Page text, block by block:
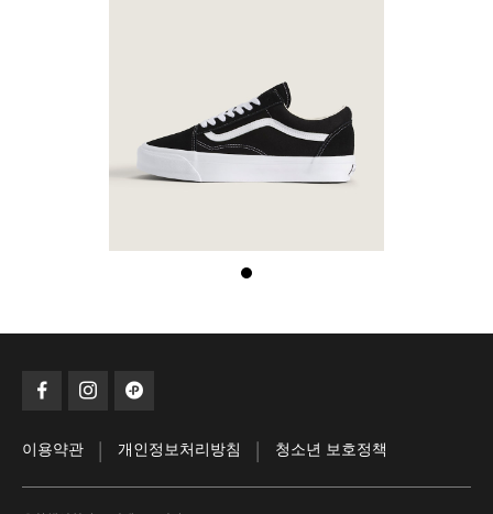
이용약관 | 개인정보처리방침 | 청소년 보호정책